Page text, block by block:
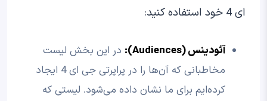
ای 4 خود استفاده کنید:
آئودینس (Audiences):
در این بخش لیست
مخاطبانی که آن‌ها را در پراپرتی جی ای 4 ایجاد
کرده‌ایم برای ما نشان داده می‌شود. لیستی که